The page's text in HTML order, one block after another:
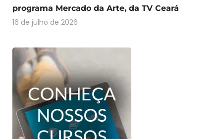
programa Mercado da Arte, da TV Ceará
16 de julho de 2026